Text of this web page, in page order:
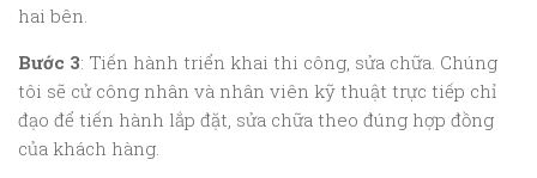
hai bên.
Bước 3: Tiến hành triển khai thi công, sửa chữa. Chúng
tôi sẽ cử công nhân và nhân viên kỹ thuật trực tiếp chỉ
đạo để tiến hành lắp đặt, sửa chữa theo đúng hợp đồng
của khách hàng.